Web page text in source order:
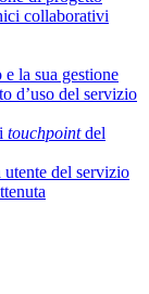
collaborativi
la sua gestione
d’uso del servizio
touchpointdel
utente del servizio